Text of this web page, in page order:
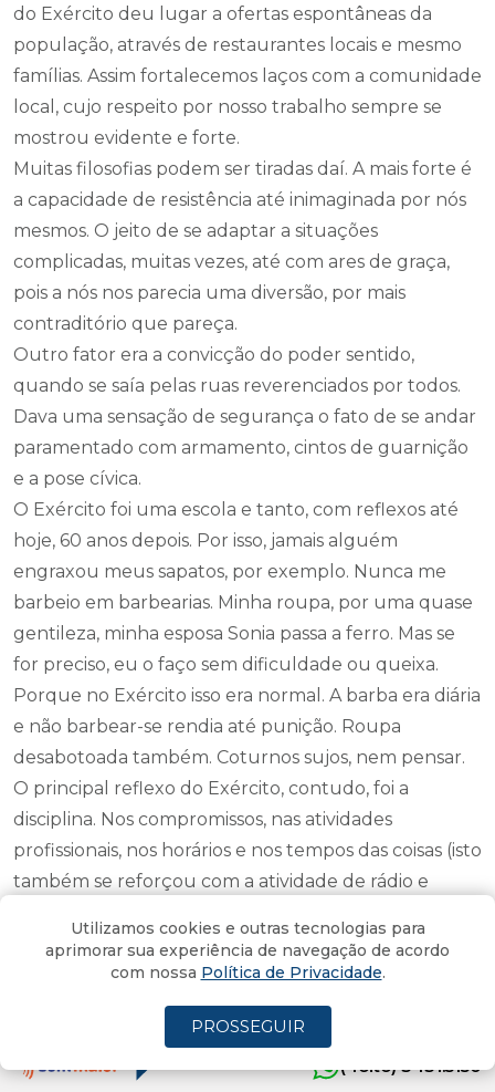
do Exército deu lugar a ofertas espontâneas da
população, através de restaurantes locais e mesmo
famílias. Assim fortalecemos laços com a comunidade
local, cujo respeito por nosso trabalho sempre se
mostrou evidente e forte.
Muitas filosofias podem ser tiradas daí. A mais forte é
a capacidade de resistência até inimaginada por nós
mesmos. O jeito de se adaptar a situações
complicadas, muitas vezes, até com ares de graça,
pois a nós nos parecia uma diversão, por mais
contraditório que pareça.
Outro fator era a convicção do poder sentido,
quando se saía pelas ruas reverenciados por todos.
Dava uma sensação de segurança o fato de se andar
paramentado com armamento, cintos de guarnição
e a pose cívica.
O Exército foi uma escola e tanto, com reflexos até
hoje, 60 anos depois. Por isso, jamais alguém
engraxou meus sapatos, por exemplo. Nunca me
barbeio em barbearias. Minha roupa, por uma quase
gentileza, minha esposa Sonia passa a ferro. Mas se
for preciso, eu o faço sem dificuldade ou queixa.
Porque no Exército isso era normal. A barba era diária
e não barbear-se rendia até punição. Roupa
desabotoada também. Coturnos sujos, nem pensar.
O principal reflexo do Exército, contudo, foi a
disciplina. Nos compromissos, nas atividades
profissionais, nos horários e nos tempos das coisas (isto
também se reforçou com a atividade de rádio e
Afinal, fui um soldado “caxias” (de alta disciplina e
cumpridor dos regulamentos), com nenhuma
punição durante a incorporação e até uma Menção
Honrosa na baixa do serviço.
Saí cabo apto a promoção a terceiro sargento, se
(4oito) 3431.5150
Utilizamos cookies e outras tecnologias para
aprimorar sua experiência de navegação de acordo
com nossa Política de Privacidade.
PROSSEGUIR